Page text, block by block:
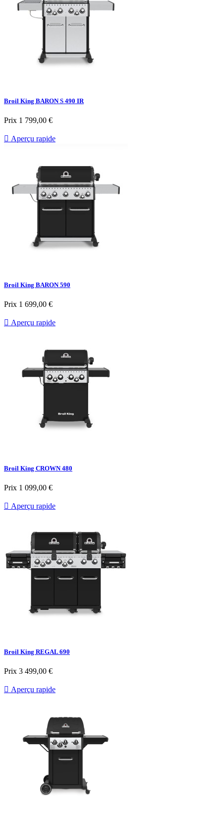
Broil King BARON S 490 IR
Prix 1 799,00 €
 Aperçu rapide
Broil King BARON 590
Prix 1 699,00 €
 Aperçu rapide
Broil King CROWN 480
Prix 1 099,00 €
 Aperçu rapide
Broil King REGAL 690
Prix 3 499,00 €
 Aperçu rapide